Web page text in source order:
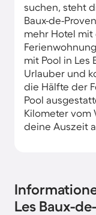
suchen, steht
Baux-de-
mehr Hotel mit
mit Pool in Les
Urlauber und
die Hälfte der
Pool
Kilometer vom
deine Auszeit
Les Baux-